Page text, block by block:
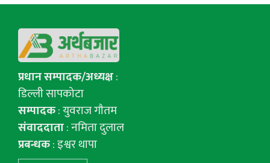
प्रधान सम्पादक/अध्यक्ष:
डिल्ली सापकोटा
सम्पादक: युवराज गाैतम
संवाददाता: नमिता दुलाल
प्रबन्धक: इश्वर थापा